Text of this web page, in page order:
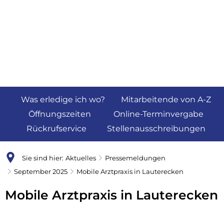
Was erledige ich wo?
Mitarbeitende von A-Z
Öffnungszeiten
Online-Terminvergabe
Rückrufservice
Stellenausschreibungen
Sie sind hier: Aktuelles
Pressemeldungen
September 2025
Mobile Arztpraxis in Lauterecken
Mobile Arztpraxis in Lauterecken